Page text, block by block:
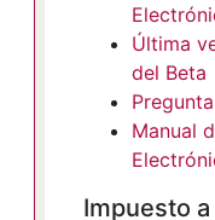
Última
del Beta
Manual
Impuesto a